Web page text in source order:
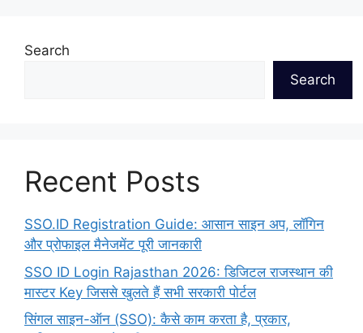
Search
Search
Recent Posts
SSO.ID Registration Guide: आसान साइन अप, लॉगिन
और प्रोफाइल मैनेजमेंट पूरी जानकारी
SSO ID Login Rajasthan 2026: डिजिटल राजस्थान की
मास्टर Key जिससे खुलते हैं सभी सरकारी पोर्टल
सिंगल साइन-ऑन (SSO): कैसे काम करता है, प्रकार,